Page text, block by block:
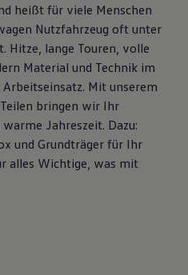
Ratgeber
Zubehör
heißt für viele Menschen
Nutzfahrzeug oft unter
Hitze, lange Touren, volle
Material und Technik im
Mit unserem
bringen wir Ihr
Jahreszeit. Dazu:
und Grundträger für Ihr
alles Wichtige, was mit